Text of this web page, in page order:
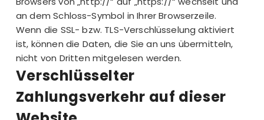
an dem Schloss-Symbol in Ihrer Browserzeile.
Wenn die SSL- bzw. TLS-Verschlüsselung aktiviert
ist, können die Daten, die Sie an uns übermitteln,
nicht von Dritten mitgelesen werden.
Verschlüsselter
Zahlungsverkehr auf dieser